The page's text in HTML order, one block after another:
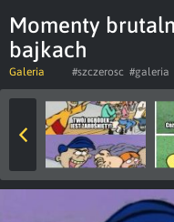
Momenty
bajkach
Galeria #szczerosc #galeria